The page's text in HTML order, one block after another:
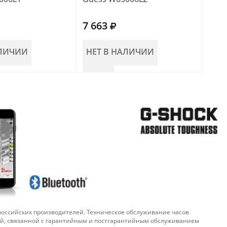
7 663
НЕТ В НАЛИЧИИ
производителей. Техническое обслуживание часов
связанной с гарантийным и постгарантийным обслуживанием